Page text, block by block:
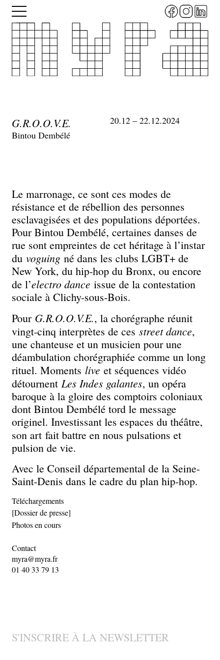
Aller
contenu
principal
Menu
G.R.O.O.V.E.
Bintou Dembélé
20.12 – 22.12.2024
Le marronage, ce sont ces modes de
résistance et de rébellion des personnes
esclavagisées et des populations déportées.
Pour Bintou Dembélé, certaines danses de
rue sont empreintes de cet héritage à l’instar
du voguing né dans les clubs LGBT+ de
New York, du hip-hop du Bronx, ou encore
de l’electro dance issue de la contestation
sociale à Clichy-sous-Bois.
Pour G.R.O.O.V.E., la chorégraphe réunit
vingt-cinq interprètes de ces street dance,
une chanteuse et un musicien pour une
déambulation chorégraphiée comme un long
rituel. Moments live et séquences vidéo
détournent Les Indes galantes, un opéra
baroque à la gloire des comptoirs coloniaux
dont Bintou Dembélé tord le message
originel. Investissant les espaces du théâtre,
son art fait battre en nous pulsations et
pulsion de vie.
Avec le Conseil départemental de la Seine-
Saint-Denis dans le cadre du plan hip-hop.
Téléchargements
[Dossier de presse]
Photos en cours
Contact
myra@myra.fr
01 40 33 79 13
S'INSCRIRE À LA NEWSLETTER